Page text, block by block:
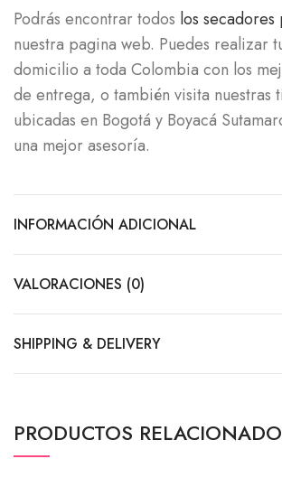
Podrás encontrar todos los
nuestra pagina web. Puedes realizar
domicilio a toda Colombia con los
de entrega, o también visita nuestras
ubicadas en Bogotá y Boyacá
una mejor asesoría.
INFORMACIÓN ADICIONAL
VALORACIONES (0)
SHIPPING & DELIVERY
PRODUCTOS